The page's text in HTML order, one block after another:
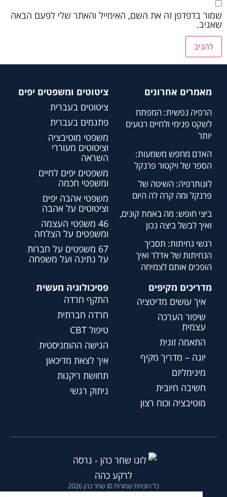
שמור בדפדפן זה את השם, האימייל והאתר שלי לפעם הבאה
שאגיב.
מאמרים אחרונים
הרפיה נפשית: המפתח
לשקט פנימי ולחיים רגועים
יותר
האדם מחפש משמעות:
הספר של ויקטור פרנקל
לוגותרפיה: השיטה של
פרנקל ומה קרה לה היום
ביצי חופש: מה באמת קונים,
ואיך לבשל ביצה נכון
רגשי נחיתות: תסביך
הנחיתות של אדלר ואיך
הופכים אותם לצמיחה
ציטוטים ומשפטים יפים
ציטוטים בעברית
פתגמים בעברית
משפטי מוטיבציה
וציטוטים מעוררי
השראה
משפטים יפים לחיים
ומשפטי חכמה
משפטי אהבה יפים
וציטוטים על אהבה
46 משפטי העצמה
ומשפטים על הצלחה
67 משפטים על חברות
על נתינה ועל משפחה
מדריכים מקיפים
איך עושים מדיטציה
שיפור הערכה
עצמית
התאמה זוגית
יוגה – מדריך מקיף
מינימליזם
חשיבה חיובית
מוטיבציה וכוח רצון
פסיכולוגיה מעשית
התקף חרדה
חרדה חברתית
טיפול CBT
הגישה ההומניסטית
איך לצאת מדיכאון
תחושת ריקנות
ניתוק רגשי
כל הזכויות שמורות © שחר כהן 2026